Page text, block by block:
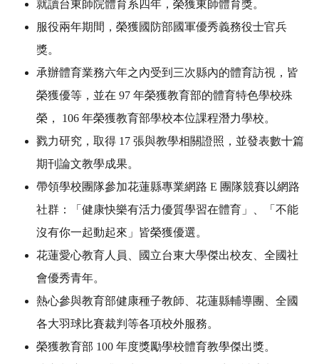
就讀台東師院體育系四年，榮獲東師體育獎。
服役兩年期間，榮獲國防部國軍優秀義務役士官兵
獎。
承辦體育業務六年之內受到三次縣內的體育訪視，皆
榮獲優等，並在 97 年榮獲教育部的體育特色學校殊
榮， 106 年榮獲教育部學校本位課程潛力學校。
戮力研究，取得 17 張與教學相關證照，並發表數十篇
期刊論文教學成果。
帶領學校團隊參加花蓮縣專業網路 E 團隊競賽以網路
社群：「健康快樂有活力優質學習在體育」、「不能
沒有你一起動起來」皆榮獲優選。
花蓮愛心教育人員、國立台東大學傑出校友、全國社
會優秀青年。
熱心參與教育部健康種子教師、花蓮縣輔導團、全國
各大羽球比賽裁判等各項校外服務。
榮獲教育部 100 年度獎勵學校體育教學傑出獎。